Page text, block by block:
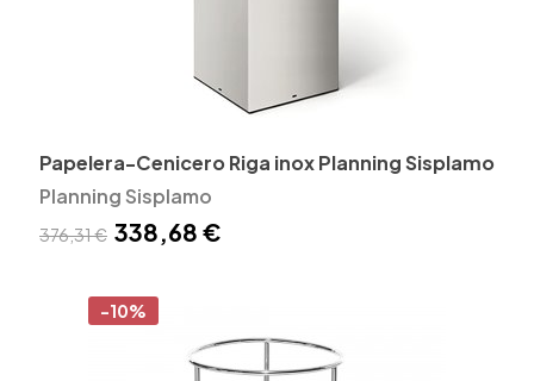
Papelera-Cenicero Riga inox Planning Sisplamo
Planning Sisplamo
376,31 € 338,68 €
-10%